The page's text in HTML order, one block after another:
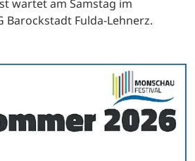
wartet am Samstag im
Barockstadt Fulda-Lehnerz.